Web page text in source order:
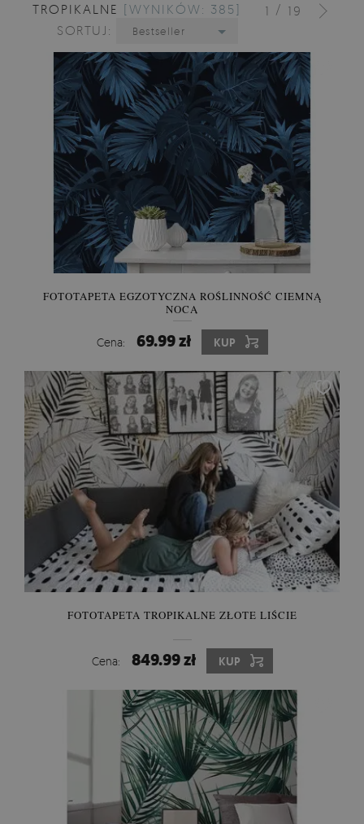
1 / 19
TROPIKALNE [WYNIKÓW: 385]
SORTUJ:
Bestseller
FOTOTAPETA EGZOTYCZNA ROŚLINNOŚĆ CIEMNĄ
NOCĄ
Cena: 69.99 zł KUP
FOTOTAPETA TROPIKALNE ZŁOTE LIŚCIE
Cena: 849.99 zł KUP